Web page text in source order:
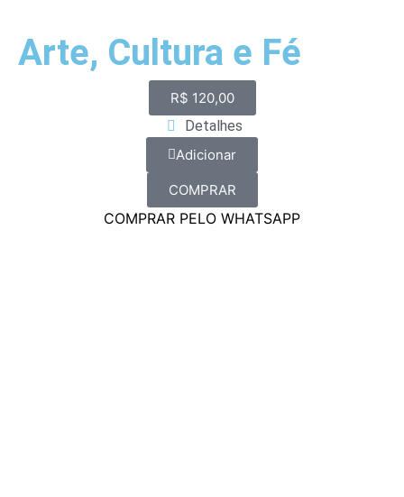
Arte, Cultura e Fé
R$ 120,00
Detalhes
Adicionar
COMPRAR
COMPRAR PELO WHATSAPP